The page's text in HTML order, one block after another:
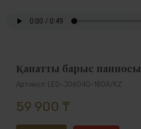
Қанатты барыс панносы
Артикул: LEO-J06040-180A/KZ
59 900 ₸